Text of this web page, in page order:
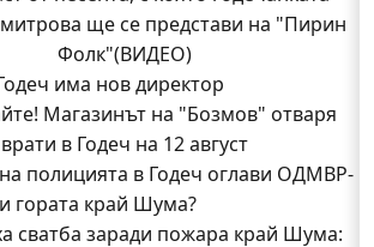
ще се представи на "Пирин
Фолк"(ВИДЕО)
има нов директор
Магазинът на "Бозмов" отваря
врати в Годеч на 12 август
полицията в Годеч оглави ОДМВР-
Видин
гората край Шума?
гората край Шума?
сватба заради пожара край Шума: